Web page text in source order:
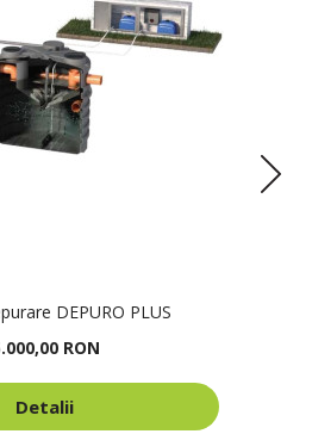
DEPURO PLUS
RON
Detalii